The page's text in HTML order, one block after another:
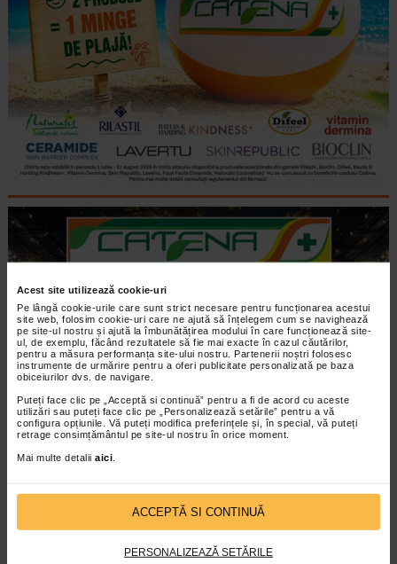
Acest site utilizează cookie-uri
Pe lângă cookie-urile care sunt strict necesare pentru funcționarea acestui
site web, folosim cookie-uri care ne ajută să înțelegem cum se navighează
pe site-ul nostru și ajută la îmbunătățirea modului în care funcționează site-
ul, de exemplu, făcând rezultatele să fie mai exacte în cazul căutărilor,
pentru a măsura performanța site-ului nostru. Partenerii noștri folosesc
instrumente de urmărire pentru a oferi publicitate personalizată pe baza
obiceiurilor dvs. de navigare.
Puteți face clic pe „Acceptă si continuă” pentru a fi de acord cu aceste
utilizări sau puteți face clic pe „Personalizează setările” pentru a vă
configura opțiunile. Vă puteți modifica preferințele și, în special, vă puteți
retrage consimțământul pe site-ul nostru în orice moment.
Mai multe detalii aici
ACCEPTĂ SI CONTINUĂ
PERSONALIZEAZĂ SETĂRILE